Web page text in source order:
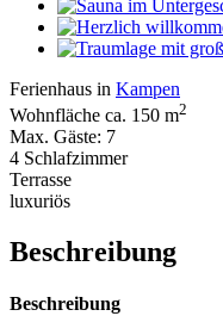
Ferienhaus in Kampen
Wohnfläche ca. 150 m2
Max. Gäste: 7
4 Schlafzimmer
Terrasse
luxuriös
Beschreibung
Beschreibung